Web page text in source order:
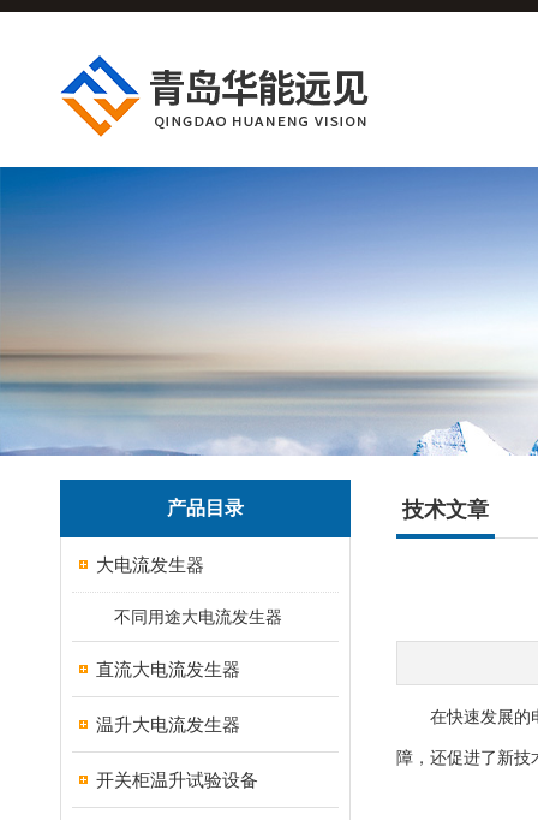
产品目录
大电流发生器
不同用途大电流发生器
直流大电流发生器
温升大电流发生器
开关柜温升试验设备
技术文章
在快速发展的电
障，还促进了新